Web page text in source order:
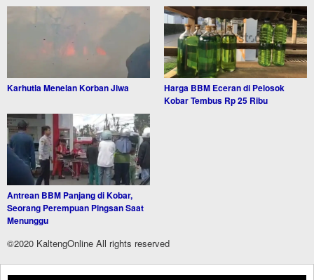
Karhutla Menelan Korban Jiwa
Harga BBM Eceran di Pelosok
Kobar Tembus Rp 25 Ribu
Antrean BBM Panjang di Kobar,
Seorang Perempuan Pingsan Saat
Menunggu
©2020 KaltengOnline All rights reserved